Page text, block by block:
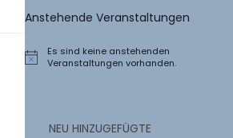
Anstehende Veranstaltungen
Hinweis
Es sind keine anstehenden
Veranstaltungen vorhanden.
NEU HINZUGEFÜGTE